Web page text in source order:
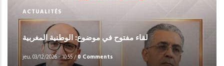
ACTUALITÉS
لقاء مفتوح في موضوع: الوطنية المغربية
jeu, 03/12/2026 - 10:55/0 Comments